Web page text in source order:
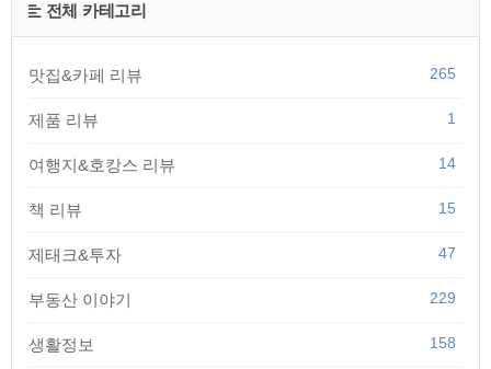
전체 카테고리
맛집&카페 리뷰 265
제품 리뷰 1
여행지&호캉스 리뷰 14
책 리뷰 15
제태크&투자 47
부동산 이야기 229
생활정보 158